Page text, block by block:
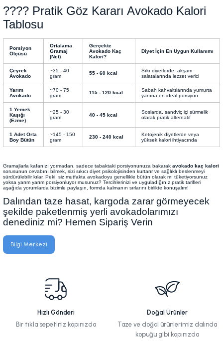
???? Pratik Göz Kararı Avokado Kalori
Tablosu
Porsiyon
Ölçüsü
Ortalama
Gramaj
(Net)
Gerçekte
Avokado Kaç
Kalori?
Diyet İçin En Uygun Kullanımı
Çeyrek
Avokado
~35 - 40
gram
55 - 60 kcal
Sıkı diyetlerde, akşam
salatalarında lezzet verici
Yarım
Avokado
~70 - 75
gram
115 - 120 kcal
Sabah kahvaltılarında yumurta
yanına en ideal porsiyon
1 Yemek
Kaşığı
(Ezme)
~25 - 30
gram
40 - 45 kcal
Soslarda, sandviç içi sürmelik
olarak pratik alternatif
1 Adet Orta
Boy Bütün
~145 - 150
gram
230 - 240 kcal
Ketojenik diyetlerde veya
yüksek kalori ihtiyacında
Gramajlarla kafanızı yormadan, sadece tabaktaki porsiyonunuza bakarak avokado kaç kalori
sorusunun cevabını bilmek, sizi sıkıcı diyet psikolojisinden kurtarır ve sağlıklı beslenmeyi
sürdürülebilir kılar. Peki, siz mutfakta avokadoyu genellikle bütün olarak mı tüketiyorsunuz
yoksa yarım yarım porsiyonluyor musunuz? Tercihlerinizi ve uyguladığınız pratik tarifleri
aşağıda yorumlarda bizimle paylaşın, formda kalmanın sırlarını birlikte konuşalım!
Dalından taze hasat, kargoda zarar görmeyecek
şekilde paketlenmiş yerli avokadolarımızı
denediniz mi? Hemen Sipariş Verin
Bilgi Merkezi
Hızlı Gönderi
Bir tıkla sepetiniz kapınızda
Doğal Ürünler
Taze ve doğal ürünlerimiz dalında
kopuğu gibi kapınızda